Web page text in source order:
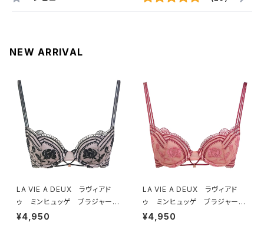
NEW ARRIVAL
LA VIE A DEUX ラヴィアド
ゥ ミンヒュッゲ ブラジャー
（ブラック）BRA BLACK 2249
¥4,950
LA VIE A DEUX ラヴィアド
ゥ ミンヒュッゲ ブラジャー
（ヒュッゲオレンジ）BRA HYGG
¥4,950